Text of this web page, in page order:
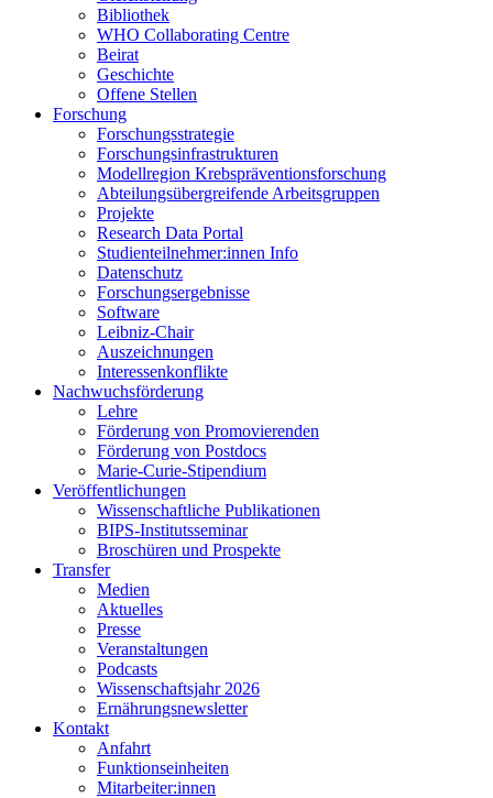
Bibliothek
WHO Collaborating Centre
Beirat
Geschichte
Offene Stellen
Forschung
Forschungsstrategie
Forschungsinfrastrukturen
Modellregion Krebspräventionsforschung
Abteilungsübergreifende Arbeitsgruppen
Projekte
Research Data Portal
Studienteilnehmer:innen Info
Datenschutz
Forschungsergebnisse
Software
Leibniz-Chair
Auszeichnungen
Interessenkonflikte
Nachwuchsförderung
Lehre
Förderung von Promovierenden
Förderung von Postdocs
Marie-Curie-Stipendium
Veröffentlichungen
Wissenschaftliche Publikationen
BIPS-Institutsseminar
Broschüren und Prospekte
Transfer
Medien
Aktuelles
Presse
Veranstaltungen
Podcasts
Wissenschaftsjahr 2026
Ernährungsnewsletter
Kontakt
Anfahrt
Funktionseinheiten
Mitarbeiter:innen